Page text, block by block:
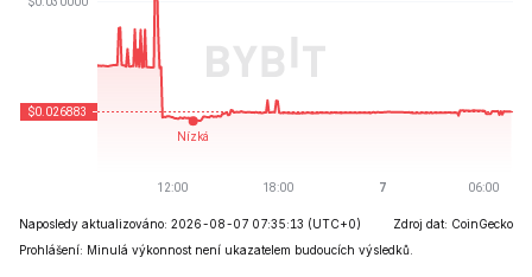
Naposledy aktualizováno: 2026-08-07 07:35:13 (UTC+0)
Zdroj dat: CoinGecko
Prohlášení: Minulá výkonnost není ukazatelem budoucích výsledků.